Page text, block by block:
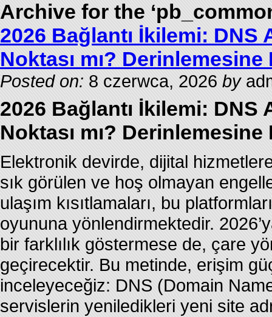
Archive for the
2026 Bağlantı İkilemi: DNS
Noktası mı?
Posted on: 8 czerwca, 2026 by
2026 Bağlantı İkilemi: DNS
Noktası mı?
Elektronik devirde, dijital
sık görülen ve hoş olmayan
ulaşım kısıtlamaları, bu
oyununa yönlendirmektedir.
bir farklılık göstermese de, çare
geçirecektir. Bu metinde, erişim
inceleyeceğiz: DNS (Domain
servislerin yeniledikleri yeni site